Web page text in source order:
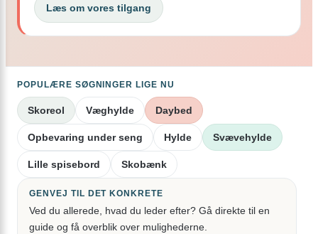
Læs om vores tilgang
POPULÆRE SØGNINGER LIGE NU
Skoreol Væghylde Daybed
Opbevaring under seng Hylde Svævehylde
Lille spisebord Skobænk
GENVEJ TIL DET KONKRETE
Ved du allerede, hvad du leder efter? Gå direkte til en
guide og få overblik over mulighederne.